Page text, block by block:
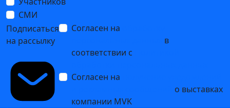
СМИ
Подписаться
на рассылку
Согласен на
в
соответствии с
Согласен на
о выставках
компании MVK